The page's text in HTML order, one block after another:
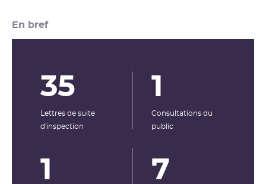
En bref
35
Lettres de suite
d'inspection
1
Consultations du
public
1 7